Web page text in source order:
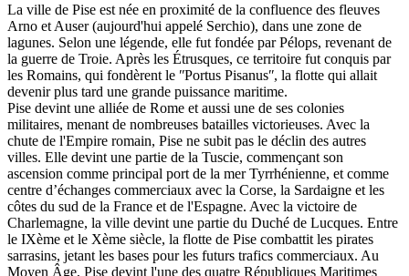
La ville de Pise est née en proximité de la confluence des fleuves
Arno et Auser (aujourd'hui appelé Serchio), dans une zone de
lagunes. Selon une légende, elle fut fondée par Pélops, revenant de
la guerre de Troie. Après les Étrusques, ce territoire fut conquis par
les Romains, qui fondèrent le ʺPortus Pisanusʺ, la flotte qui allait
devenir plus tard une grande puissance maritime.
Pise devint une alliée de Rome et aussi une de ses colonies
militaires, menant de nombreuses batailles victorieuses. Avec la
chute de l'Empire romain, Pise ne subit pas le déclin des autres
villes. Elle devint une partie de la Tuscie, commençant son
ascension comme principal port de la mer Tyrrhénienne, et comme
centre d’échanges commerciaux avec la Corse, la Sardaigne et les
côtes du sud de la France et de l'Espagne. Avec la victoire de
Charlemagne, la ville devint une partie du Duché de Lucques. Entre
le IXème et le Xème siècle, la flotte de Pise combattit les pirates
sarrasins, jetant les bases pour les futurs trafics commerciaux. Au
Moyen Âge, Pise devint l'une des quatre Républiques Maritimes